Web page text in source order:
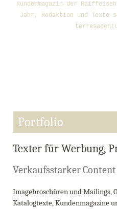
Kundenmagazin der
Jahr, Redaktion und Texte
Portfolio
Texter für Werbung,
Verkaufsstarker
Imagebroschüren und Mailings,
Katalogtexte, Kundenmagazine